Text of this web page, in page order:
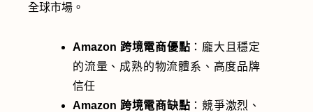
全球市場。
Amazon 跨境電商優點 ：龐大且穩定
的流量、成熟的物流體系、高度品牌
信任
Amazon 跨境電商缺點 ：競爭激烈、